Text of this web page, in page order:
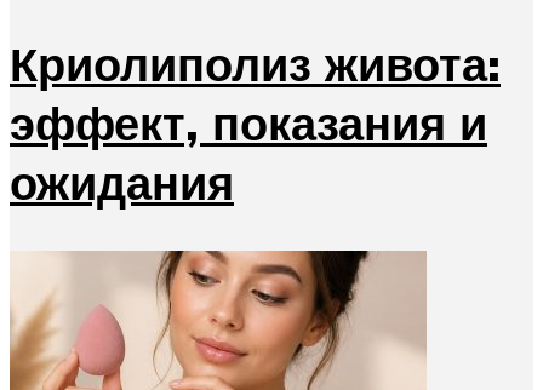
Криолиполиз живота:
эффект, показания и
ожидания